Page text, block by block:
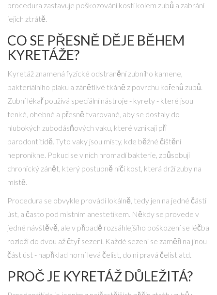
procedura zastavuje poškozování kosti kolem zubů a zabrání
jejich ztrátě.
CO SE PŘESNĚ DĚJE BĚHEM
KYRETÁŽE?
Kyretáž znamená fyzické odstranění zubního kamene,
bakteriálního plaku a zánětlivé tkáně z povrchu kořenů zubů.
Zubní lékař používá speciální nástroje - kyrety - které jsou
tenké, ohebné a přesně tvarované, aby se dostaly do
hlubokých zubodásňových vaku, které vznikají při
parodontitidě. Tyto vaky jsou místy, kde běžné čištění
nepronikne. Pokud se v nich hromadí bakterie, způsobují
chronický zánět, který postupně ničí kost, která drží zuby na
místě.
Procedura se obvykle provádí lokálně, tedy jen na jedné části
úst, a často pod místním anestetikem. Někdy se provede v
jedné návštěvě, ale v případě rozsáhlejšího poškození se léčba
rozloží do dvou až čtyř sezení. Každé sezení se zaměří na jinou
část úst - například horní levá čelist, dolní pravá čelist atd.
PROČ JE KYRETÁŽ DŮLEŽITÁ?